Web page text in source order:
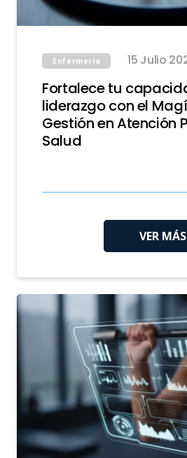
Enfermería 15 Julio
Fortalece tu
liderazgo con el
Gestión en Atención
Salud
VER MÁS